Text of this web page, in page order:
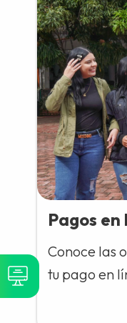
Pagos en
Conoce las
tu pago en